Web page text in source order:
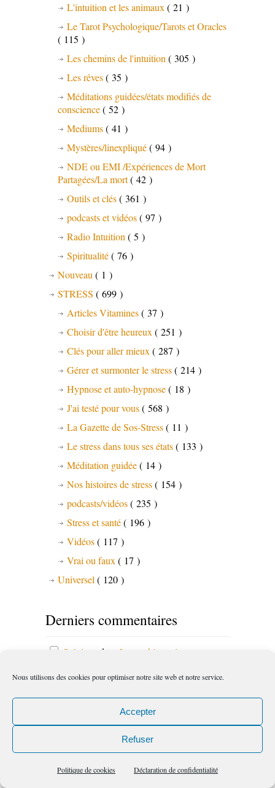
Nous utilisons des cookies pour optimiser notre site web et notre service.
Accepter
Refuser
Politique de cookies Déclaration de confidentialité
L'intuition et les animaux ( 21 )
Le Tarot Psychologique/Tarots et Oracles
( 115 )
Les chemins de l'intuition ( 305 )
Les rêves( 35 )
Méditations guidées/états modifiés de
conscience( 52 )
Mediums( 41 )
Mystères/linexpliqué( 94 )
NDE ou EMI /Expériences de Mort
Partagées/La mort( 42 )
Outils et clés( 361 )
podcasts et vidéos( 97 )
Radio Intuition ( 5 )
Spiritualité( 76 )
Nouveau ( 1 )
STRESS ( 699 )
Articles Vitamines( 37 )
Choisir d'être heureux ( 251 )
Clés pour aller mieux ( 287 )
Gérer et surmonter le stress( 214 )
Hypnose et auto-hypnose( 18 )
J'ai testé pour vous( 568 )
La Gazette de Sos-Stress( 11 )
Le stress dans tous ses états( 133 )
Méditation guidée( 14 )
Nos histoires de stress( 154 )
podcasts/vidéos( 235 )
Stress et santé( 196 )
Vidéos( 117 )
Vrai ou faux ( 17 )
Universel ( 120 )
Derniers commentaires
Sylviane dans Les archives vivantes,
épisode 4: des pépites sur le tarot psycho-
AstroidealdansLes archives vivantes,
épisode 4: des pépites sur le tarot psycho-